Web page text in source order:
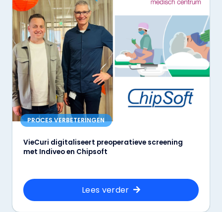
PROCES VERBETERINGEN
VieCuri digitaliseert preoperatieve screening
met Indiveo en Chipsoft
Lees verder